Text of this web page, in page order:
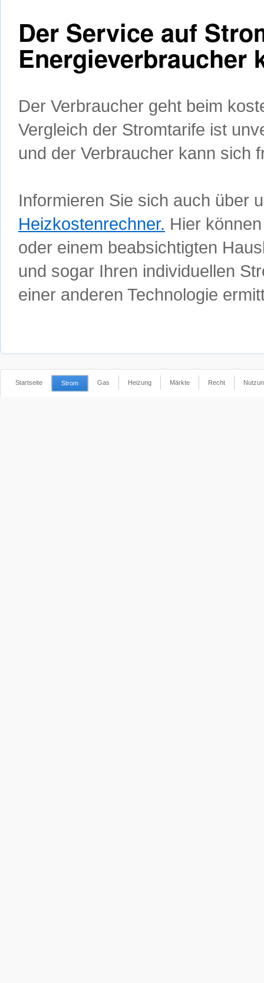
Der Service auf
Energieverbraucher
Der Verbraucher geht beim
Vergleich der Stromtarife ist
und der Verbraucher kann sich
Informieren Sie sich auch über
Heizkostenrechner. Hier
oder einem beabsichtigten
und sogar Ihren individuellen
einer anderen Technologie
Startseite Strom Gas Heizung Märkte Recht